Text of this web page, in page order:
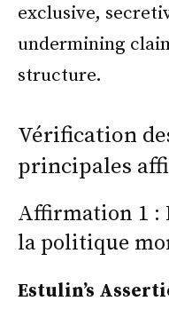
exclusive,
undermining
structure.
Vérification
principales
Affirmation 1 :
la politique
Estulin’s